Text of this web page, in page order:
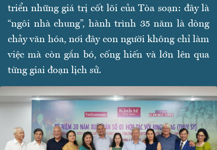
triển những giá trị cốt lõi của Tòa soạn: đây là
“ngôi nhà chung”, hành trình 35 năm là dòng
chảy văn hóa, nơi đây con người không chỉ làm
việc mà còn gắn bó, cống hiến và lớn lên qua
từng giai đoạn lịch sử.